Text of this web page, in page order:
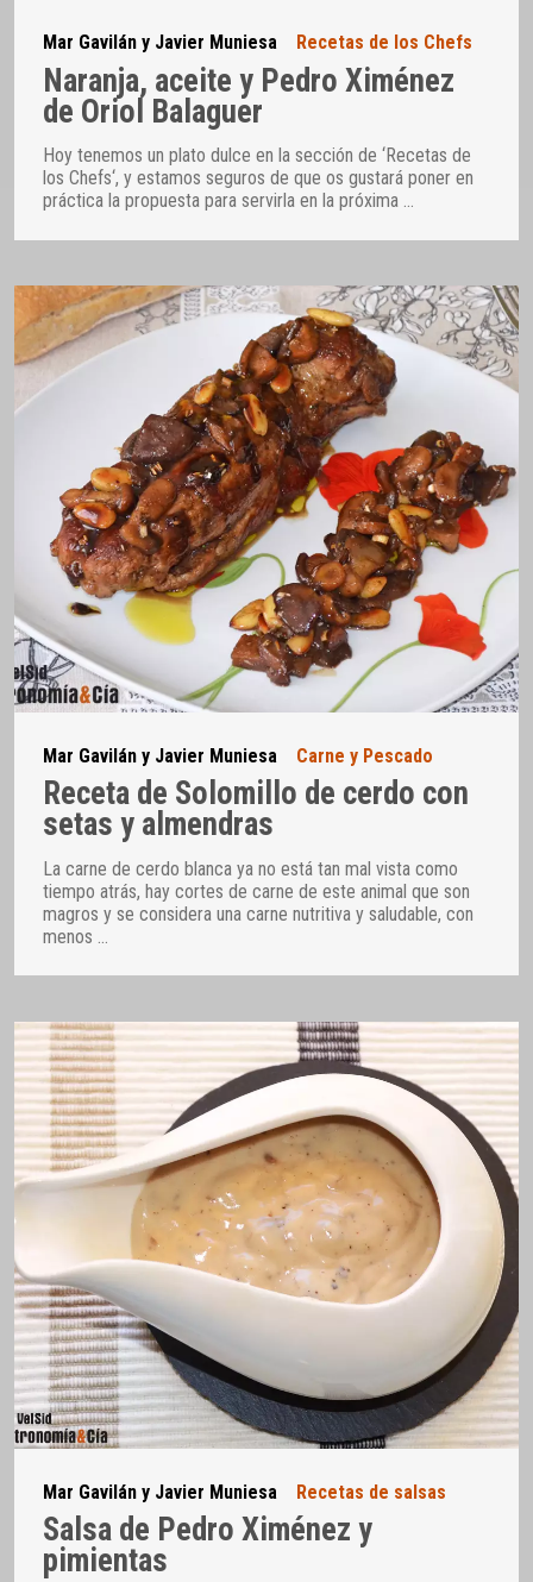
Mar Gavilán y Javier Muniesa Recetas de los Chefs
Naranja, aceite y Pedro Ximénez
de Oriol Balaguer
Hoy tenemos un plato dulce en la sección de ‘Recetas de
los Chefs‘, y estamos seguros de que os gustará poner en
práctica la propuesta para servirla en la próxima …
Mar Gavilán y Javier Muniesa Carne y Pescado
Receta de Solomillo de cerdo con
setas y almendras
La carne de cerdo blanca ya no está tan mal vista como
tiempo atrás, hay cortes de carne de este animal que son
magros y se considera una carne nutritiva y saludable, con
menos
Mar Gavilán y Javier Muniesa Recetas de salsas
Salsa de Pedro Ximénez y
pimientas